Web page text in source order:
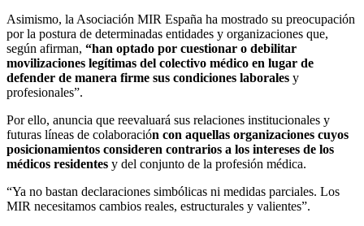
Asimismo, la Asociación MIR España ha mostrado su preocupación
por la postura de determinadas entidades y organizaciones que,
según afirman, “han optado por cuestionar o debilitar
movilizaciones legítimas del colectivo médico en lugar de
defender de manera firme sus condiciones laborales y
profesionales”.
Por ello, anuncia que reevaluará sus relaciones institucionales y
futuras líneas de colaboración con aquellas organizaciones cuyos
posicionamientos consideren contrarios a los intereses de los
médicos residentes y del conjunto de la profesión médica.
“Ya no bastan declaraciones simbólicas ni medidas parciales. Los
MIR necesitamos cambios reales, estructurales y valientes”.